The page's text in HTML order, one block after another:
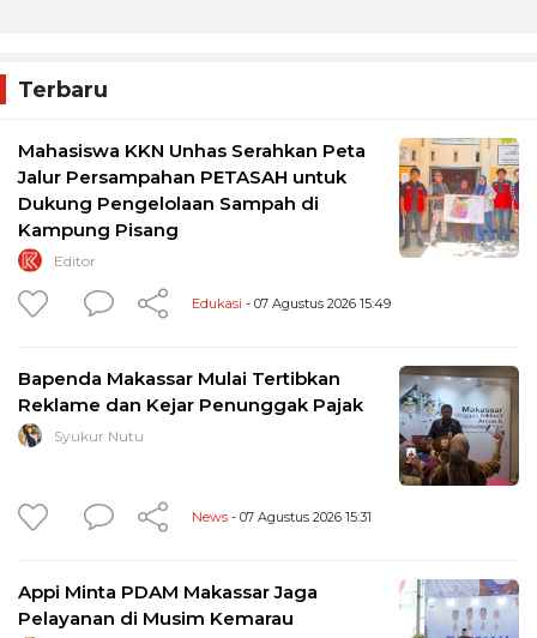
Terbaru
Mahasiswa KKN Unhas Serahkan Peta
Jalur Persampahan PETASAH untuk
Dukung Pengelolaan Sampah di
Kampung Pisang
Editor
Edukasi - 07 Agustus 2026 15:49
Bapenda Makassar Mulai Tertibkan
Reklame dan Kejar Penunggak Pajak
Syukur Nutu
News - 07 Agustus 2026 15:31
Appi Minta PDAM Makassar Jaga
Pelayanan di Musim Kemarau